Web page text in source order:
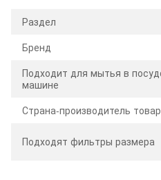
Раздел
Бренд
Подходит для мытья в
машине
Страна-производитель
Подходят фильтры размера